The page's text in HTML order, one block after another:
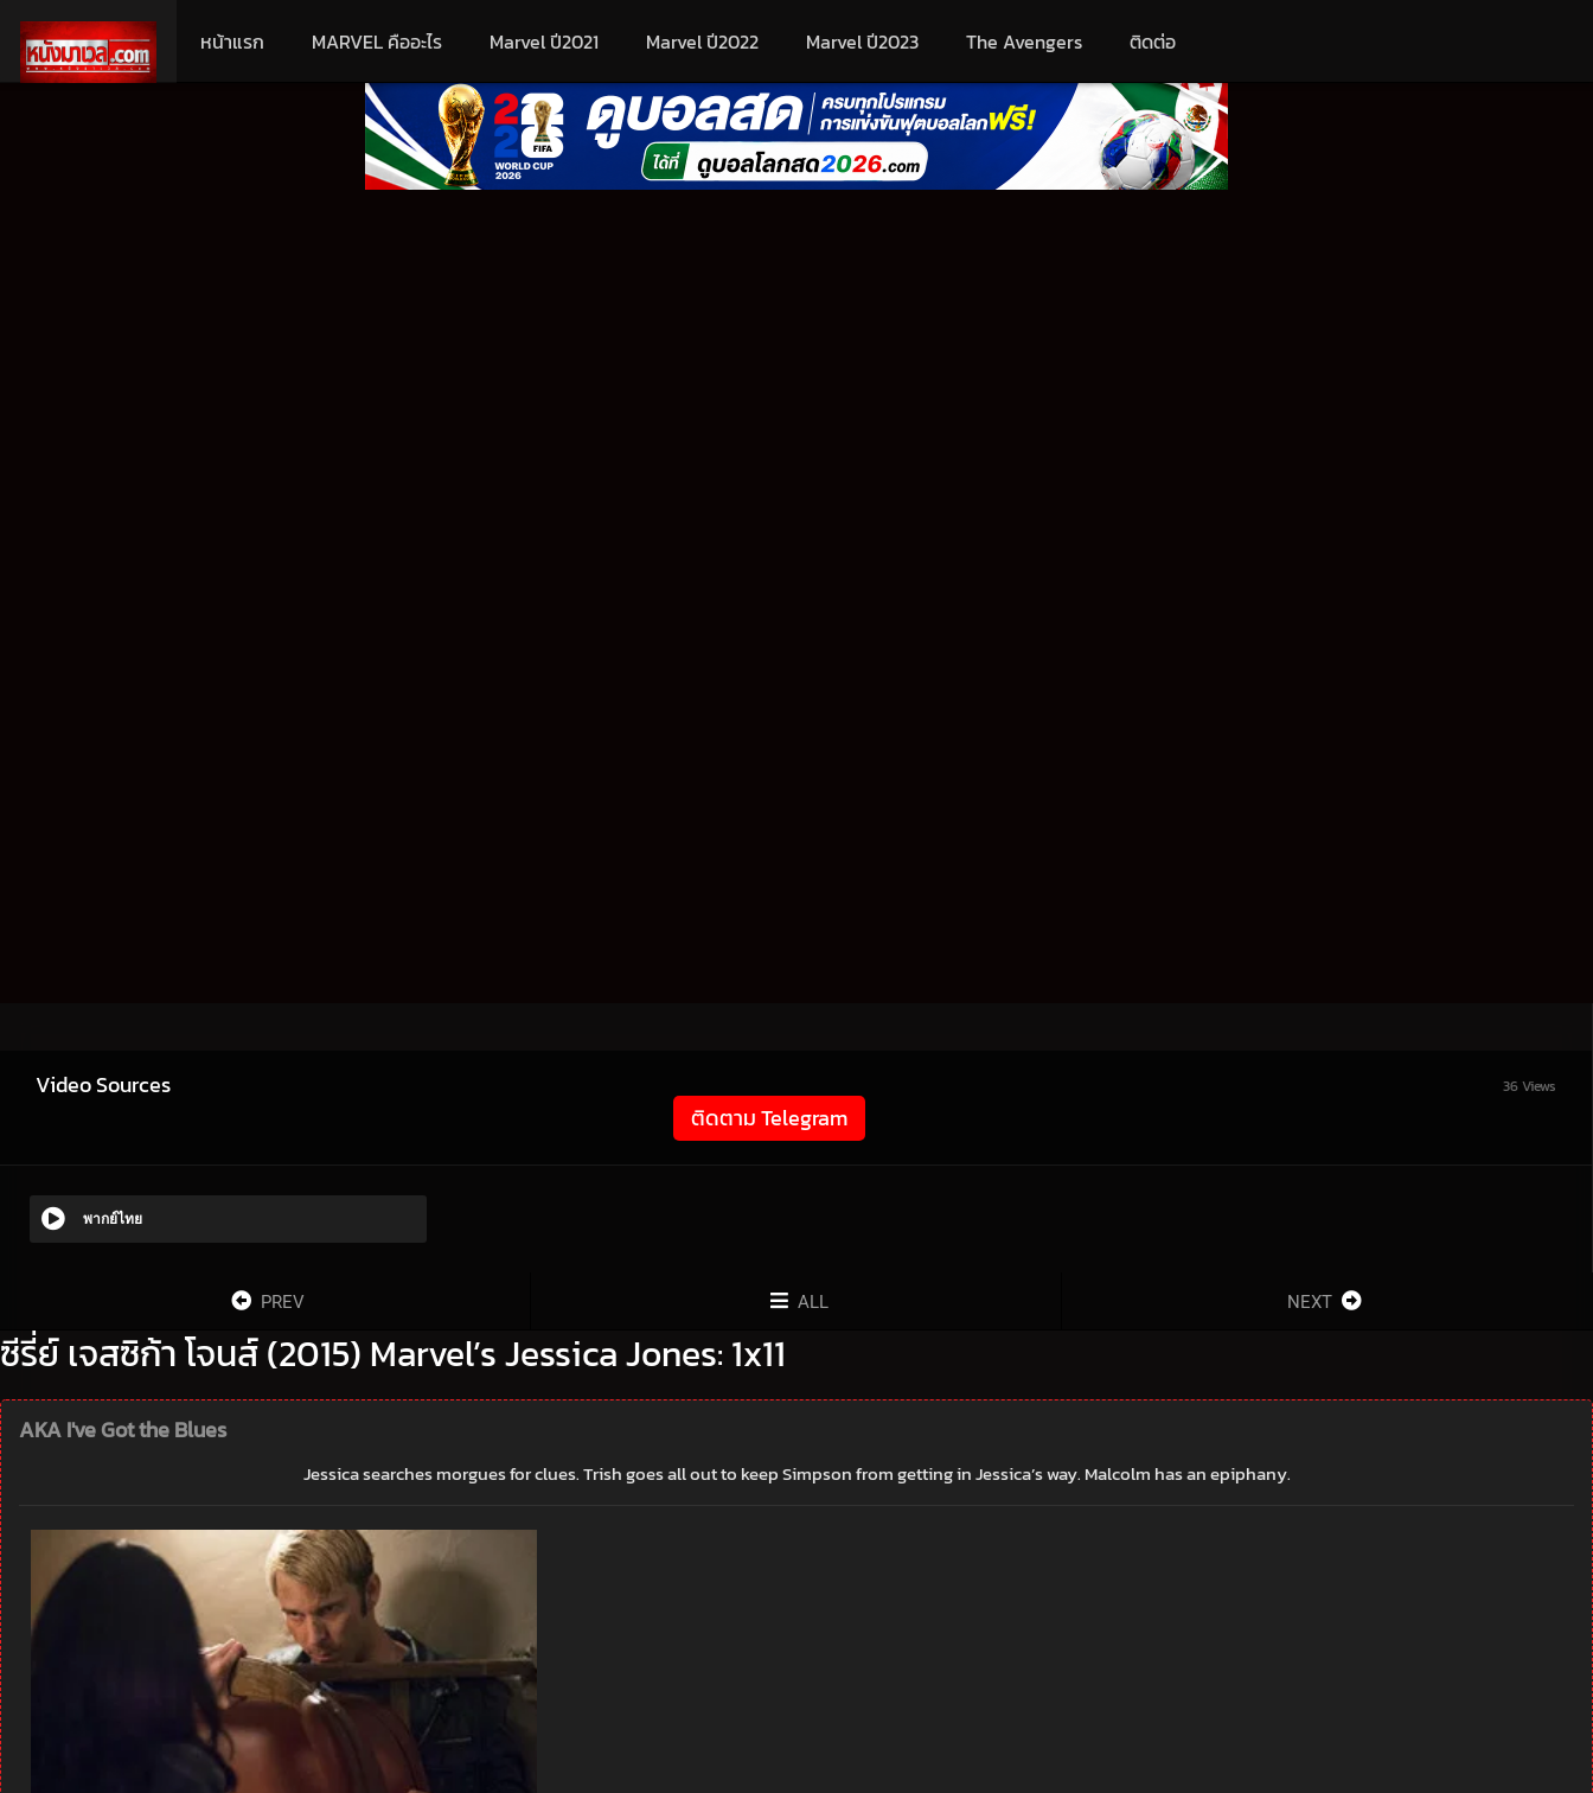
หน้าแรก MARVEL คืออะไร Marvel ปี2021 Marvel ปี2022 Marvel ปี2023 The Avengers ติดต่อ
Video Sources 36 Views
ติดตาม Telegram
พากย์ไทย
PREV ALL NEXT
ซีรี่ย์ เจสซิก้า โจนส์ (2015) Marvel’s Jessica Jones: 1x11
AKA I've Got the Blues
Jessica searches morgues for clues. Trish goes all out to keep Simpson from getting in Jessica’s way. Malcolm has an epiphany.